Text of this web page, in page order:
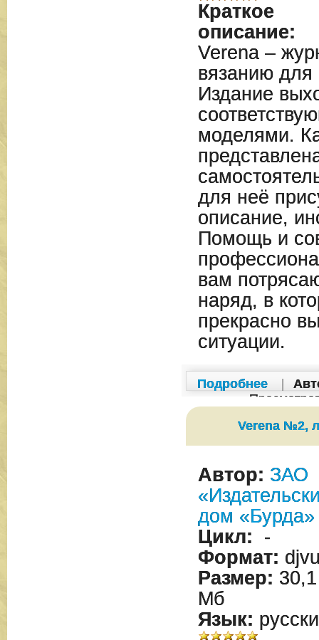
Краткое
описание:
Verena –
вязанию для
Издание
моделями.
для неё
описание,
Помощь и
вам
наряд, в
прекрасно
ситуации.
Подробнее
Verena №2,
Автор: ЗАО
дом «Бурда»
Цикл: -
Формат:
Размер: 30,1
Мб
Язык: